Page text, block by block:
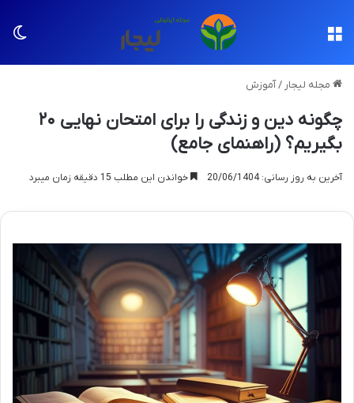
مجله لیجار /آموزش
چگونه دین و زندگی را برای امتحان نهایی ۲۰
بگیریم؟ (راهنمای جامع)
آخرین به روز رسانی: 20/06/1404 خواندن این مطلب 15 دقیقه زمان میبرد